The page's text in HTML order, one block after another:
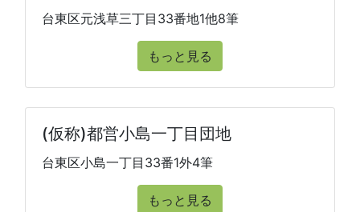
台東区元浅草三丁目33番地1他8筆
もっと見る
(仮称)都営小島一丁目団地
台東区小島一丁目33番1外4筆
もっと見る